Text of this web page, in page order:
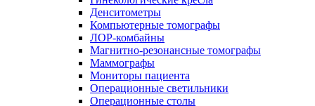
Денситометры
Компьютерные томографы
ЛОР-комбайны
Магнитно-резонансные томографы
Маммографы
Мониторы пациента
Операционные светильники
Операционные столы